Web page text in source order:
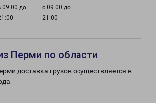
09:00 до
с 09:00 до
21:00
Перми по области
доставка грузов осуществляется в